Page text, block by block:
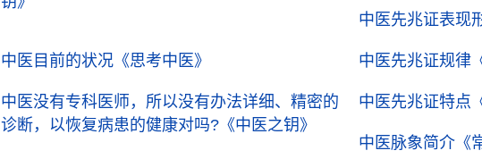
中医先兆证表现
中医目前的状况 《思考中医》 中医先兆证规律
中医没有专科医师，所以没有办法详细、精密的
诊断，以恢复病患的健康对吗? 《中医之钥》
中医先兆证特点
中医脉象简介 《